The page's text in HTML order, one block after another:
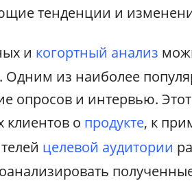
тенденции и
и когортный анализ
Одним из наиболее
опросов и интервью.
клиентов о продукте, к
целевой аудитории